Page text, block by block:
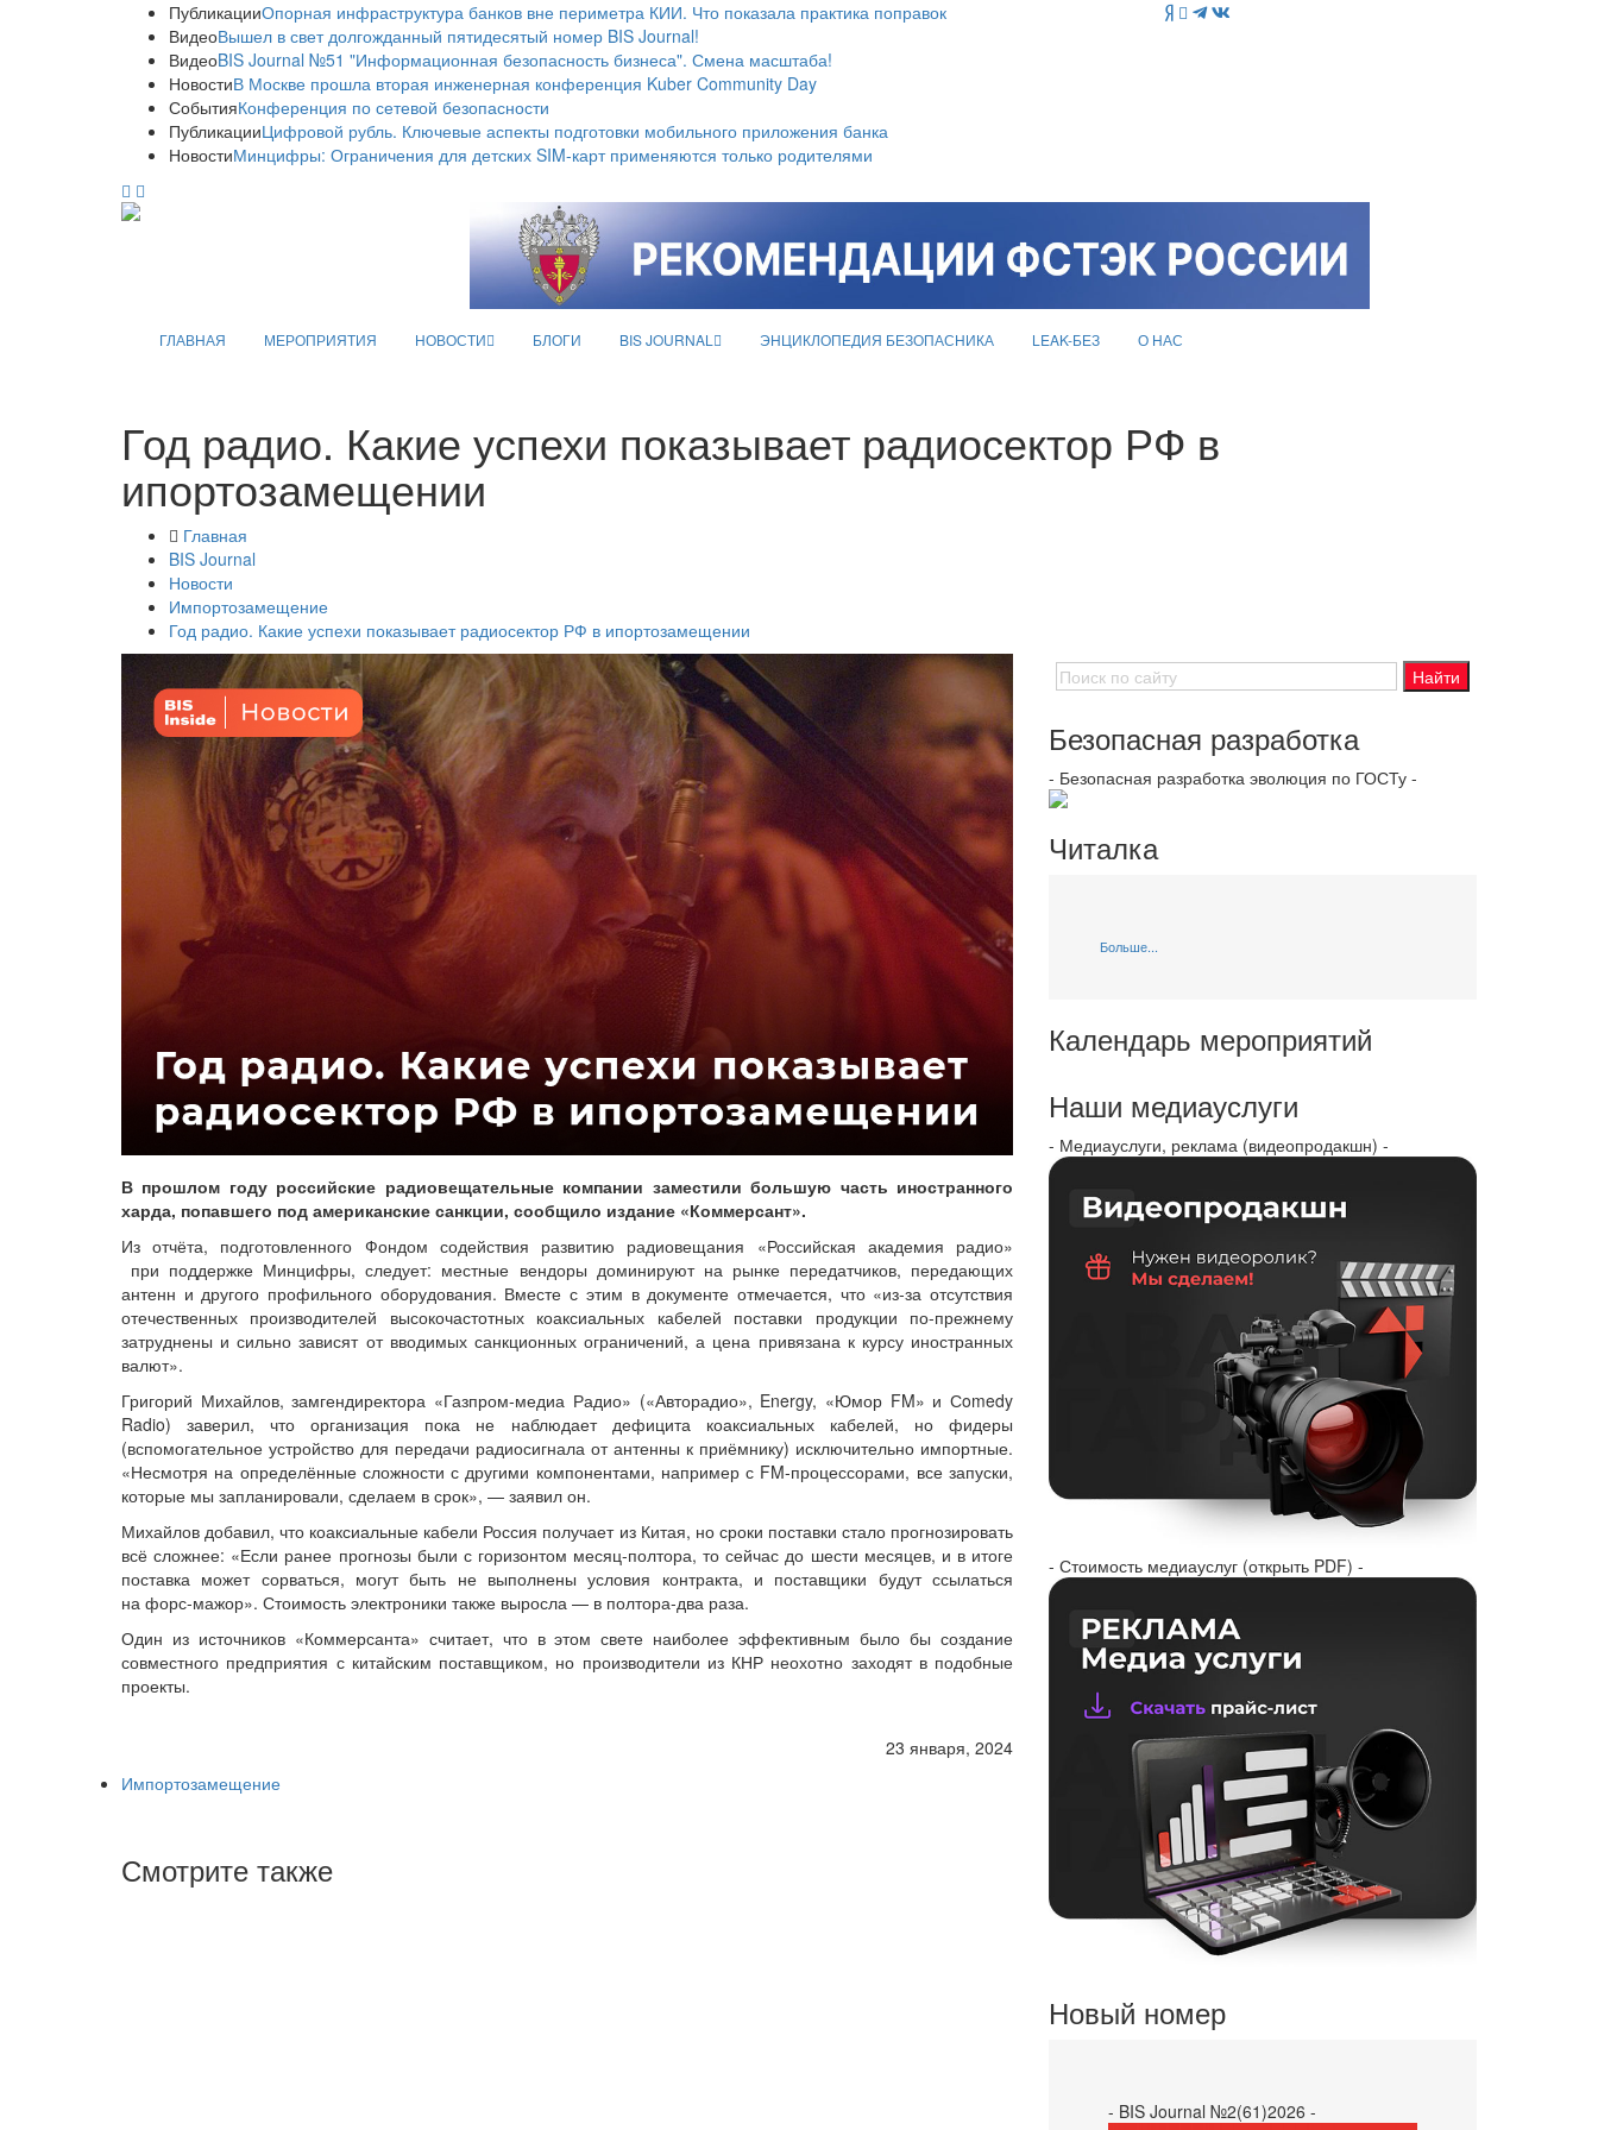
ПубликацииОпорная инфраструктура банков вне периметра КИИ. Что показала практика поправок
ВидеоВышел в свет долгожданный пятидесятый номер BIS Journal!
ВидеоBIS Journal №51 "Информационная безопасность бизнеса". Смена масштаба!
НовостиВ Москве прошла вторая инженерная конференция Kuber Community Day
СобытияКонференция по сетевой безопасности
ПубликацииЦифровой рубль. Ключевые аспекты подготовки мобильного приложения банка
НовостиМинцифры: Ограничения для детских SIM-карт применяются только родителями
ГЛАВНАЯ МЕРОПРИЯТИЯ НОВОСТИ БЛОГИ BIS JOURNAL ЭНЦИКЛОПЕДИЯ БЕЗОПАСНИКА LEAK-БЕЗ О НАС
Год радио. Какие успехи показывает радиосектор РФ в
ипортозамещении
Главная
BIS Journal
Новости
Импортозамещение
Год радио. Какие успехи показывает радиосектор РФ в ипортозамещении
В прошлом году российские радиовещательные компании заместили большую часть иностранного
харда, попавшего под американские санкции, сообщило издание «Коммерсант».
Из отчёта, подготовленного Фондом содействия развитию радиовещания «Российская академия радио»
при поддержке Минцифры, следует: местные вендоры доминируют на рынке передатчиков, передающих
антенн и другого профильного оборудования. Вместе с этим в документе отмечается, что «из‑за отсутствия
отечественных производителей высокочастотных коаксиальных кабелей поставки продукции по‑прежнему
затруднены и сильно зависят от вводимых санкционных ограничений, а цена привязана к курсу иностранных
валют».
Григорий Михайлов, замгендиректора «Газпром‑медиа Радио» («Авторадио», Energy, «Юмор FM» и Сomedy
Radio) заверил, что организация пока не наблюдает дефицита коаксиальных кабелей, но фидеры
(вспомогательное устройство для передачи радиосигнала от антенны к приёмнику) исключительно импортные.
«Несмотря на определённые сложности с другими компонентами, например с FM‑процессорами, все запуски,
которые мы запланировали, сделаем в срок», — заявил он.
Михайлов добавил, что коаксиальные кабели Россия получает из Китая, но сроки поставки стало прогнозировать
всё сложнее: «Если ранее прогнозы были с горизонтом месяц‑полтора, то сейчас до шести месяцев, и в итоге
поставка может сорваться, могут быть не выполнены условия контракта, и поставщики будут ссылаться
на форс‑мажор». Стоимость электроники также выросла — в полтора‑два раза.
Один из источников «Коммерсанта» считает, что в этом свете наиболее эффективным было бы создание
совместного предприятия с китайским поставщиком, но производители из КНР неохотно заходят в подобные
проекты.
23 января, 2024
Импортозамещение
Смотрите также
Безопасная разработка
- Безопасная разработка эволюция по ГОСТу -
Читалка
Больше...
Календарь мероприятий
Наши медиауслуги
- Медиауслуги, реклама (видеопродакшн) -
- Стоимость медиауслуг (открыть PDF) -
Новый номер
- BIS Journal №2(61)2026 -